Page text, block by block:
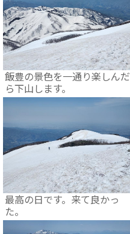
飯豊の景色を一通り楽しんだ
ら下山します。
最高の日です。来て良かっ
た。